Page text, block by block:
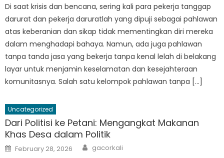
Di saat krisis dan bencana, sering kali para pekerja tanggap
darurat dan pekerja daruratlah yang dipuji sebagai pahlawan
atas keberanian dan sikap tidak mementingkan diri mereka
dalam menghadapi bahaya. Namun, ada juga pahlawan
tanpa tanda jasa yang bekerja tanpa kenal lelah di belakang
layar untuk menjamin keselamatan dan kesejahteraan
komunitasnya. Salah satu kelompok pahlawan tanpa […]
Uncategorized
Dari Politisi ke Petani: Mengangkat Makanan
Khas Desa dalam Politik
Posted
on
February 28, 2026 Author
gacorkali